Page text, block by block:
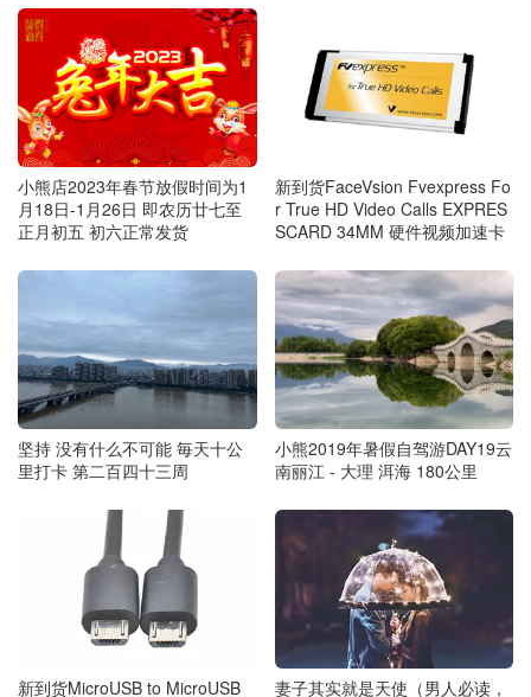
小熊店2023年春节放假时间为1
月18日-1月26日 即农历廿七至
正月初五 初六正常发货
新到货FaceVsion Fvexpress Fo
r True HD Video Calls EXPRES
SCARD 34MM 硬件视频加速卡
坚持 没有什么不可能 毎天十公
里打卡 第二百四十三周
小熊2019年暑假自驾游DAY19云
南丽江 - 大理 洱海 180公里
新到货MicroUSB to MicroUSB 妻子其实就是天使（男人必读，